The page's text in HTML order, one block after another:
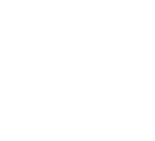
Praha (MUP) David Mareček.